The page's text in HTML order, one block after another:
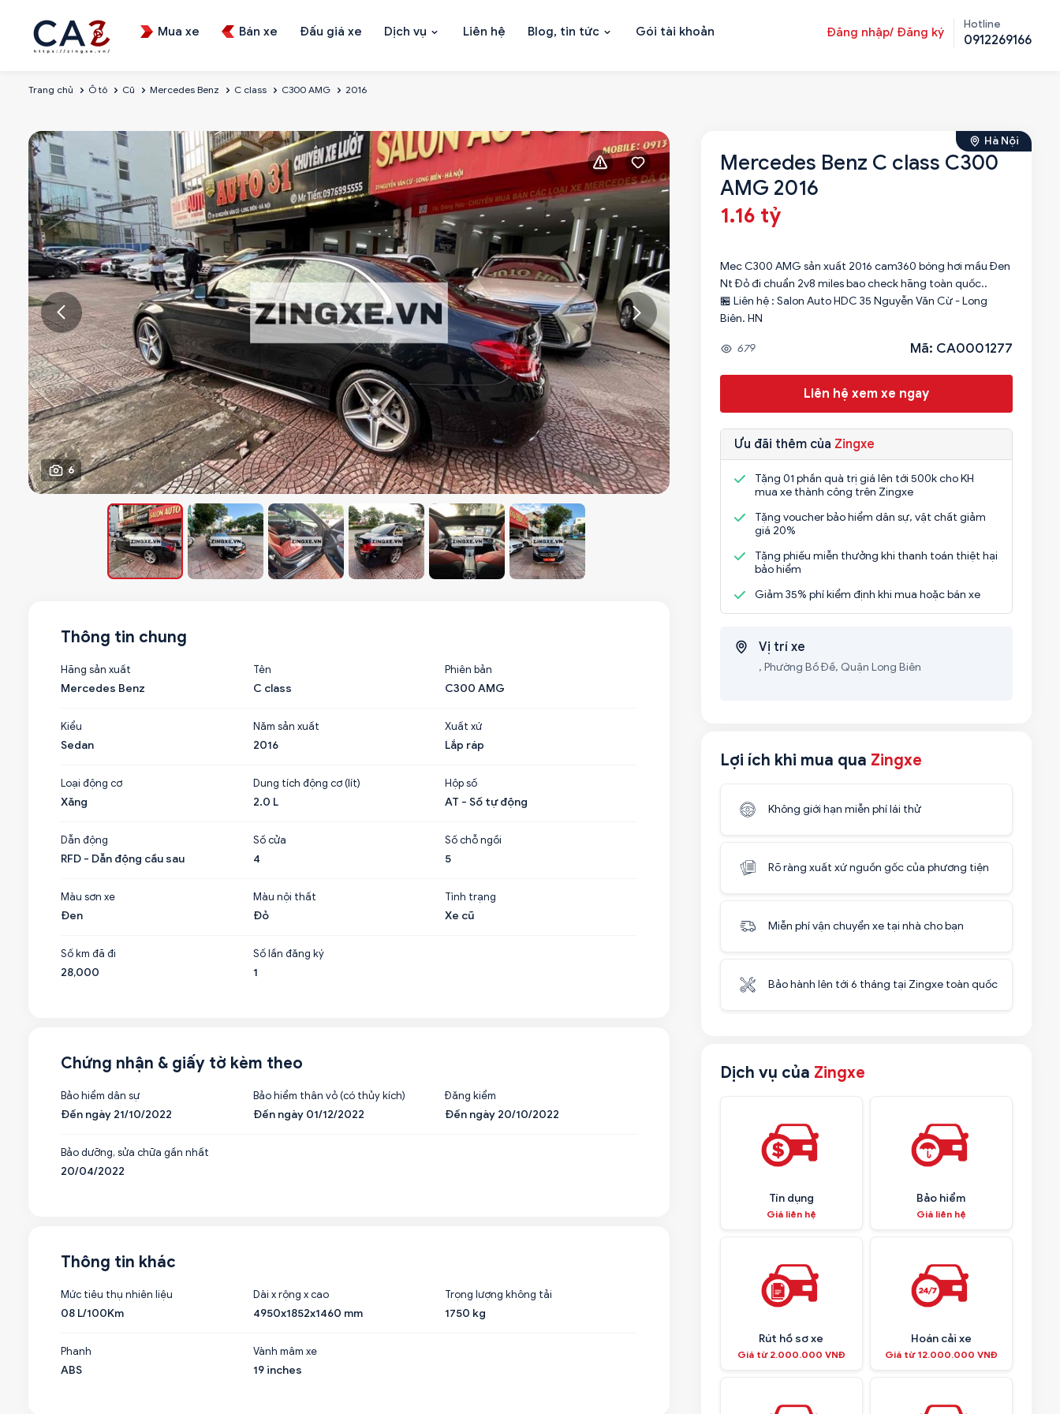
Mua xe Bán xe Đấu giá xe Dịch vụ Liên hệ Blog, tin tức Gói tài khoản Đăng nhập/ Đăng ký
Hotline
0912269166
Trang chủ Ô tô Cũ Mercedes Benz C class C300 AMG 2016
6
Hà Nội
Mercedes Benz C class C300
AMG 2016
1.16 tỷ
Mec C300 AMG sản xuất 2016 cam360 bóng hơi mầu Đen
Nt Đỏ đi chuẩn 2v8 miles bao check hãng toàn quốc..
🏪 Liên hệ : Salon Auto HDC 35 Nguyễn Văn Cừ - Long
Biên. HN
679 Mã: CA0001277
Liên hệ xem xe ngay
Ưu đãi thêm của Zingxe
Tặng 01 phần quà trị giá lên tới 500k cho KH
mua xe thành công trên Zingxe
Tặng voucher bảo hiểm dân sự, vật chất giảm
giá 20%
Tặng phiếu miễn thưởng khi thanh toán thiệt hại
bảo hiểm
Giảm 35% phí kiểm định khi mua hoặc bán xe
Vị trí xe
, Phường Bồ Đề, Quận Long Biên
Lợi ích khi mua qua Zingxe
Không giới hạn miễn phí lái thử
Rõ ràng xuất xứ nguồn gốc của phương tiện
Miễn phí vận chuyển xe tại nhà cho bạn
Bảo hành lên tới 6 tháng tại Zingxe toàn quốc
Dịch vụ của Zingxe
Tín dụng
Giá liên hệ
Bảo hiểm
Giá liên hệ
Rút hồ sơ xe
Giá từ 2.000.000 VNĐ
Hoán cải xe
Giá từ 12.000.000 VNĐ
Thông tin chung
Hãng sản xuất
Mercedes Benz
Tên
C class
Phiên bản
C300 AMG
Kiểu
Sedan
Năm sản xuất
2016
Xuất xứ
Lắp ráp
Loại động cơ
Xăng
Dung tích động cơ (lít)
2.0 L
Hộp số
AT - Số tự động
Dẫn động
RFD - Dẫn động cầu sau
Số cửa
4
Số chỗ ngồi
5
Màu sơn xe
Đen
Màu nội thất
Đỏ
Tình trạng
Xe cũ
Số km đã đi
28,000
Số lần đăng ký
1
Chứng nhận & giấy tờ kèm theo
Bảo hiểm dân sự
Đến ngày 21/10/2022
Bảo hiểm thân vỏ (có thủy kích)
Đến ngày 01/12/2022
Đăng kiểm
Đến ngày 20/10/2022
Bảo dưỡng, sửa chữa gần nhất
20/04/2022
Thông tin khác
Mức tiêu thụ nhiên liệu
08 L/100Km
Dài x rộng x cao
4950x1852x1460 mm
Trọng lượng không tải
1750 kg
Phanh
ABS
Vành mâm xe
19 inches